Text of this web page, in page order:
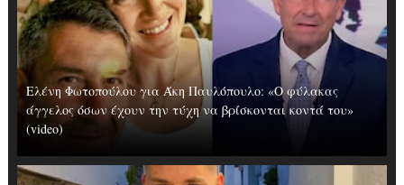
Ελένη Φωτοπούλου για Άκη Παυλόπουλο: «Ο φύλακας
άγγελος όσων έχουν την τύχη να βρίσκονται κοντά του»
(video)